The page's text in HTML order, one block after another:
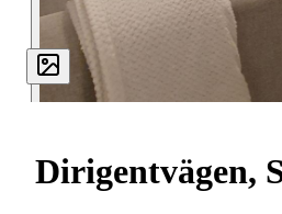
Dirigentvägen,